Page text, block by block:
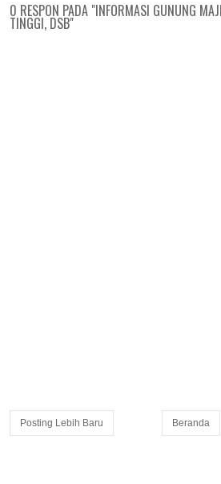
0 RESPON PADA "INFORMASI GUNUNG
TINGGI, DSB"
Posting Lebih Baru Beranda